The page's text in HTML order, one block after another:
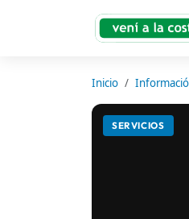
Inicio
SERVICIOS